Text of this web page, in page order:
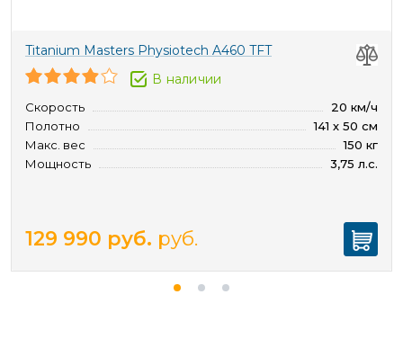
Titanium Masters Physiotech A460 TFT
В наличии
Скорость
20 км/ч
Полотно
141 х 50 см
Макс. вес
150 кг
Мощность
3,75 л.с.
129 990 руб. руб.